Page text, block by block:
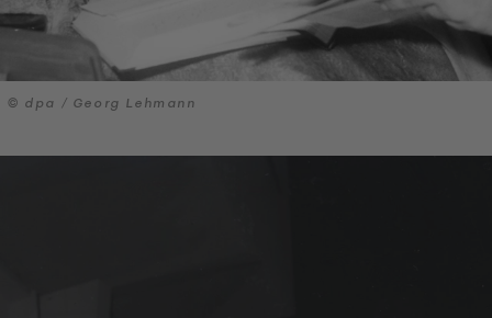
© dpa / Georg Lehmann